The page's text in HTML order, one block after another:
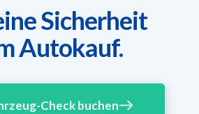
Sicherheit
Autokauf.
Check buchen